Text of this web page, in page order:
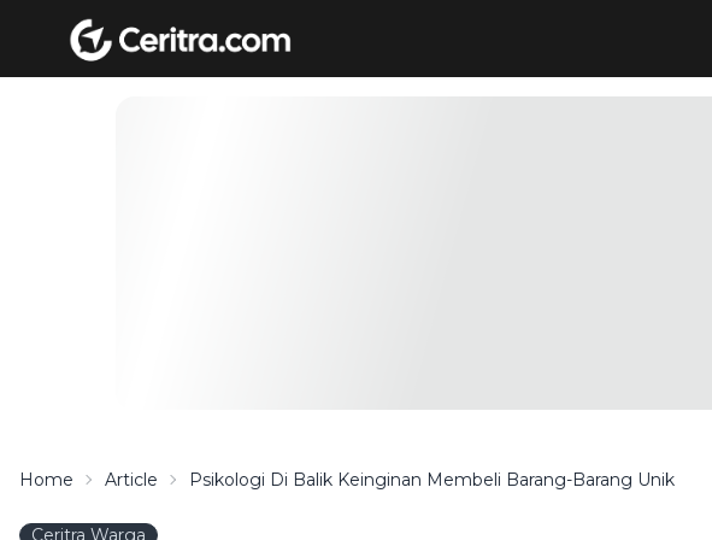
Home Article Psikologi Di Balik Keinginan Membeli Barang-Barang Unik
Ceritra Warga